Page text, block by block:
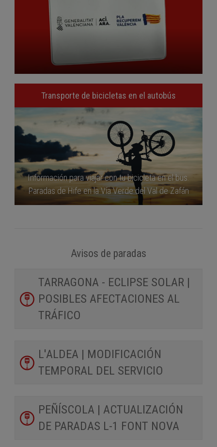
Transporte de bicicletas en el autobús
Información para viajar con tu bicicleta en el bus.
Paradas de Hife en la Vía Verde del Val de Zafán
Avisos de paradas
TARRAGONA - ECLIPSE SOLAR |
POSIBLES AFECTACIONES AL
TRÁFICO
L'ALDEA | MODIFICACIÓN
TEMPORAL DEL SERVICIO
PEÑÍSCOLA | ACTUALIZACIÓN
DE PARADAS L-1 FONT NOVA